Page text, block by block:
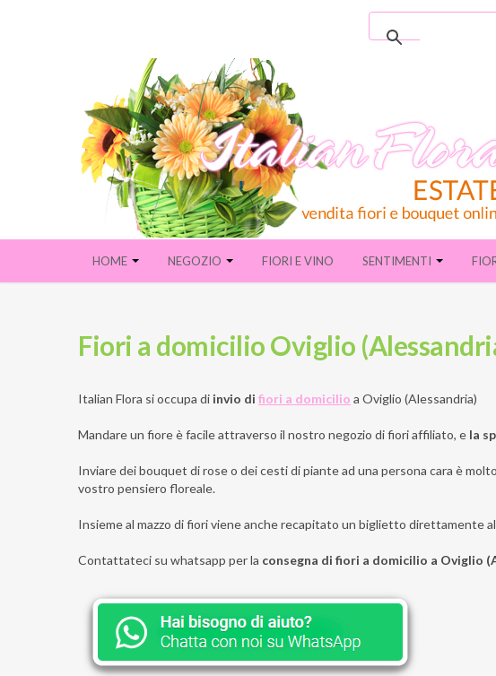
HOME NEGOZIO FIORI E VINO SENTIMENTI
Fiori a domicilio Oviglio
Italian Flora si occupa di invio di fiori a domicilio a Oviglio (Alessandria)
Mandare un fiore è facile attraverso il nostro negozio di fiori affiliato, e la
Inviare dei bouquet di rose o dei cesti di piante ad una persona cara è
vostro pensiero floreale.
Insieme al mazzo di fiori viene anche recapitato un biglietto direttamente
Contattateci su whatsapp per la consegna di fiori a domicilio a Oviglio